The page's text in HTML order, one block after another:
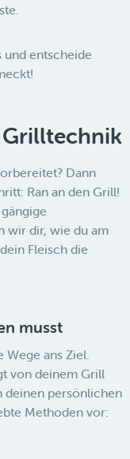
und entscheide
Dann
Ran an den Grill!
wir dir, wie du am
Fleisch die
musst
ans Ziel.
von deinem Grill
deinen persönlichen
Methoden vor: